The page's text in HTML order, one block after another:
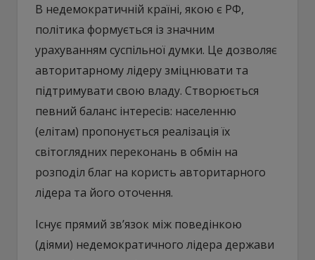
В недемократичній країні, якою є РФ,
політика формується із значним
урахуванням суспільної думки. Це дозволяє
авторитарному лідеру зміцнювати та
підтримувати свою владу. Створюється
певний баланс інтересів: населенню
(елітам) пропонується реалізація їх
світоглядних переконань в обмін на
розподіл благ на користь авторитарного
лідера та його оточення.
Існує прямий зв’язок між поведінкою
(діями) недемократичного лідера держави